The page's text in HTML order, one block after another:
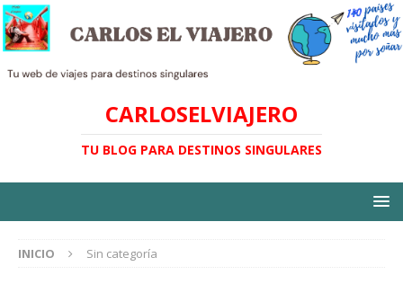
CARLOSELVIAJERO
TU BLOG PARA DESTINOS SINGULARES
INICIO Sin categoría